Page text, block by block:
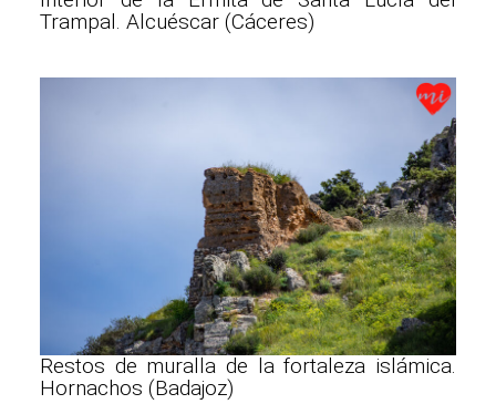
Trampal. Alcuéscar (Cáceres)
Restos de muralla de la fortaleza islámica.
Hornachos (Badajoz)